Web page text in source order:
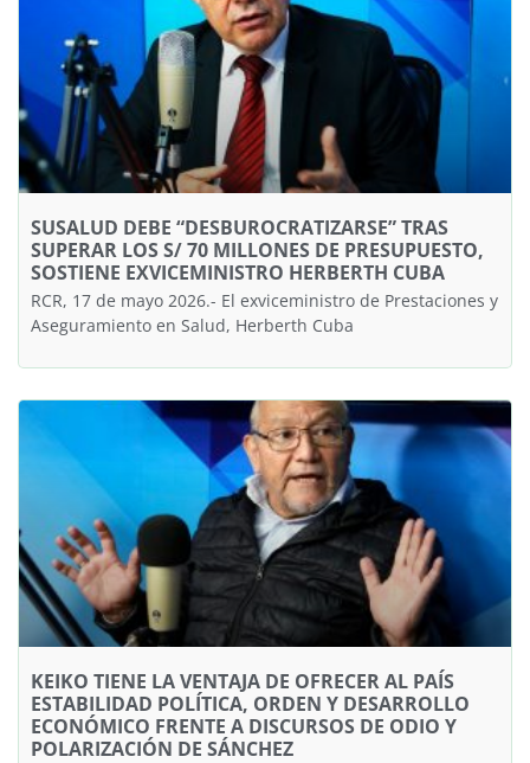
SUSALUD DEBE “DESBUROCRATIZARSE” TRAS
SUPERAR LOS S/ 70 MILLONES DE PRESUPUESTO,
SOSTIENE EXVICEMINISTRO HERBERTH CUBA
RCR, 17 de mayo 2026.- El exviceministro de Prestaciones y
Aseguramiento en Salud, Herberth Cuba
KEIKO TIENE LA VENTAJA DE OFRECER AL PAÍS
ESTABILIDAD POLÍTICA, ORDEN Y DESARROLLO
ECONÓMICO FRENTE A DISCURSOS DE ODIO Y
POLARIZACIÓN DE SÁNCHEZ